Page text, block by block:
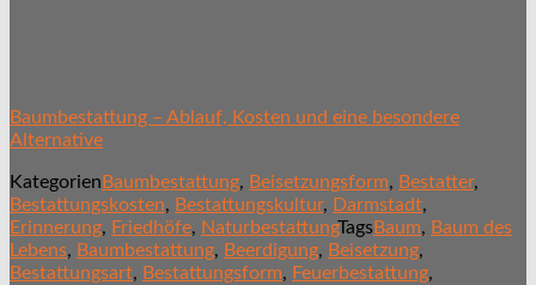
Baumbestattung – Ablauf, Kosten und eine besondere
Alternative
Kategorien Baumbestattung, Beisetzungsform, Bestatter,
Bestattungskosten, Bestattungskultur, Darmstadt,
Erinnerung, Friedhöfe, NaturbestattungTagsBaum, Baum des
Lebens, Baumbestattung, Beerdigung, Beisetzung,
Bestattungsart, Bestattungsform, Feuerbestattung,